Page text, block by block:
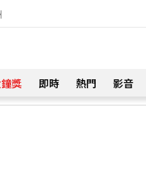
獎 即時 熱門 影音